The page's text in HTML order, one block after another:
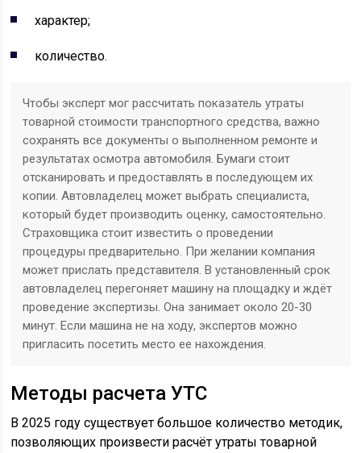
характер;
количество.
Чтобы эксперт мог рассчитать показатель утраты
товарной стоимости транспортного средства, важно
сохранять все документы о выполненном ремонте и
результатах осмотра автомобиля. Бумаги стоит
отсканировать и предоставлять в последующем их
копии. Автовладелец может выбрать специалиста,
который будет производить оценку, самостоятельно.
Страховщика стоит известить о проведении
процедуры предварительно. При желании компания
может прислать представителя. В установленный срок
автовладелец перегоняет машину на площадку и ждёт
проведение экспертизы. Она занимает около 20-30
минут. Если машина не на ходу, экспертов можно
пригласить посетить место ее нахождения.
Методы расчета УТС
В 2025 году существует большое количество методик,
позволяющих произвести расчёт утраты товарной